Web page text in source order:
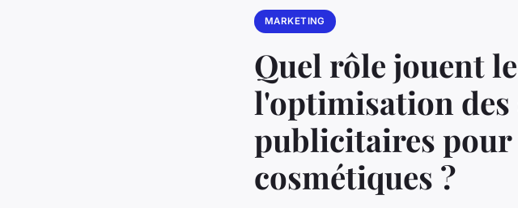
MARKETING
Quel rôle jouent
l'optimisation des
publicitaires pour
cosmétiques ?